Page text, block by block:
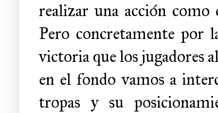
realizar una acción como
Pero concretamente por
victoria que los jugadores
en el fondo vamos a
tropas y su